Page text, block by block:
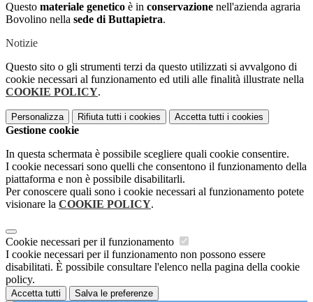
Questo materiale genetico è in conservazione nell'azienda agraria
Bovolino nella sede di Buttapietra.
Notizie
Questo sito o gli strumenti terzi da questo utilizzati si avvalgono di
cookie necessari al funzionamento ed utili alle finalità illustrate nella
COOKIE POLICY.
Personalizza Rifiuta tutti i cookies Accetta tutti i cookies
Gestione cookie
In questa schermata è possibile scegliere quali cookie consentire.
I cookie necessari sono quelli che consentono il funzionamento della
piattaforma e non è possibile disabilitarli.
Per conoscere quali sono i cookie necessari al funzionamento potete
visionare la COOKIE POLICY.
Cookie necessari per il funzionamento
I cookie necessari per il funzionamento non possono essere
disabilitati. È possibile consultare l'elenco nella pagina della cookie
policy.
Accetta tutti Salva le preferenze